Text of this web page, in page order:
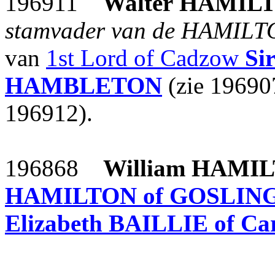
stamvader van de
van 1st Lord of Cadzow
HAMBLETON (zie
196912).
196868 William
HAMILTON of
Elizabeth BAILLIE of